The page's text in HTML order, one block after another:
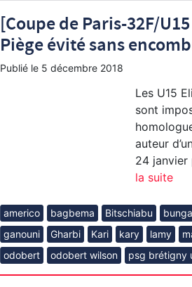
[Coupe de Paris-32F/
Piège évité sans
Publié le 5 décembre 2018
Les U15
sont
auteur
24 janvier
la suite
americo bagbema Bitschiabu bunga
ganouni
Gharbi Kari kary lamy
odobert
odobert wilson psg brétigny